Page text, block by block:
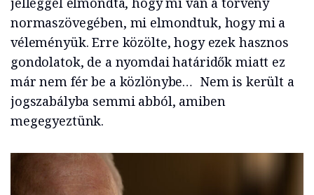
normaszövegében, mi elmondtuk, hogy mi a
véleményük. Erre közölte, hogy ezek hasznos
gondolatok, de a nyomdai határidők miatt ez
már nem fér be a közlönybe… Nem is került a
jogszabályba semmi abból, amiben
megegyeztünk.